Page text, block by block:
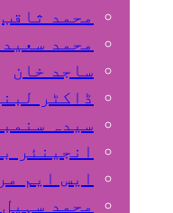
محمد ثاقب
محمد
ساجد خان
ڈاکٹر
سیدہ
انجینئر
ایس ایم
محمد